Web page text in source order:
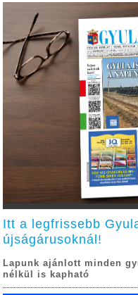
Itt a legfrissebb
újságárusoknál!
Lapunk ajánlott minden
nélkül is kapható